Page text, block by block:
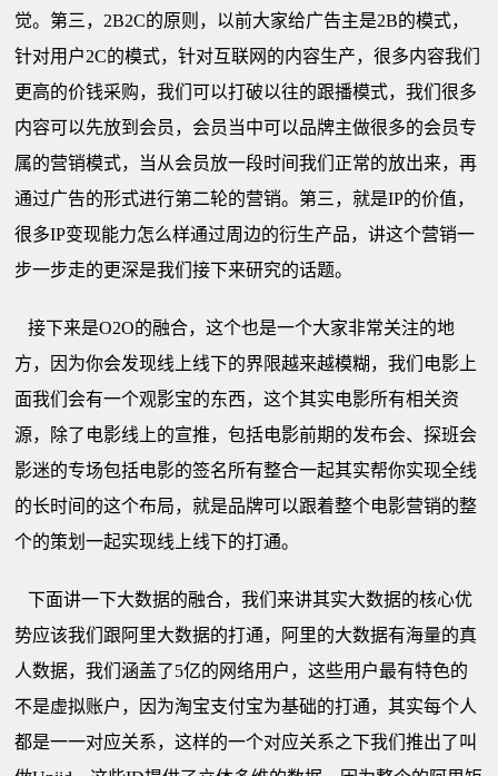
觉。第三，2B2C的原则，以前大家给广告主是2B的模式，
针对用户2C的模式，针对互联网的内容生产，很多内容我们
更高的价钱采购，我们可以打破以往的跟播模式，我们很多
内容可以先放到会员，会员当中可以品牌主做很多的会员专
属的营销模式，当从会员放一段时间我们正常的放出来，再
通过广告的形式进行第二轮的营销。第三，就是IP的价值，
很多IP变现能力怎么样通过周边的衍生产品，讲这个营销一
步一步走的更深是我们接下来研究的话题。
接下来是O2O的融合，这个也是一个大家非常关注的地
方，因为你会发现线上线下的界限越来越模糊，我们电影上
面我们会有一个观影宝的东西，这个其实电影所有相关资
源，除了电影线上的宣推，包括电影前期的发布会、探班会
影迷的专场包括电影的签名所有整合一起其实帮你实现全线
的长时间的这个布局，就是品牌可以跟着整个电影营销的整
个的策划一起实现线上线下的打通。
下面讲一下大数据的融合，我们来讲其实大数据的核心优
势应该我们跟阿里大数据的打通，阿里的大数据有海量的真
人数据，我们涵盖了5亿的网络用户，这些用户最有特色的
不是虚拟账户，因为淘宝支付宝为基础的打通，其实每个人
都是一一对应关系，这样的一个对应关系之下我们推出了叫